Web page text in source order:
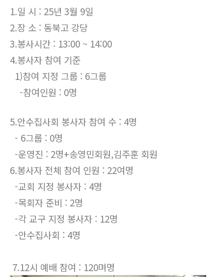
1.일 시 : 25년 3월 9일
2.장 소 : 동북고 강당
3.봉사시간 : 13:00 ~ 14:00
4.봉사자 참여 기준
1)참여 지정 그룹 : 6그룹
-참여인원 : 0명
5.안수집사회 봉사자 참여 수 : 4명
- 6그룹 : 0명
-운영진 : 2명+송영민회원,김주훈 회원
6.봉사자 전체 참여 인원 : 22여명
-교회 지정 봉사자 : 4명
-목회자 준비 : 2명
-각 교구 지정 봉사자 : 12명
-안수집사회 : 4명
7.12시 예배 참여 : 120며명